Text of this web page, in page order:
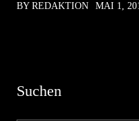
BY REDAKTION MAI 1,
Suchen